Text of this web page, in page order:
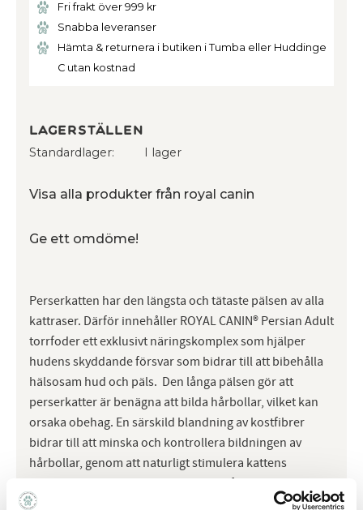
Fri frakt över 999 kr
Snabba leveranser
Hämta & returnera i butiken i Tumba eller Huddinge
C utan kostnad
Lagerställen
Standardlager I lager
Visa alla produkter från royal canin
Ge ett omdöme!
Perserkatten har den längsta och tätaste pälsen av alla
kattraser. Därför innehåller ROYAL CANIN® Persian Adult
torrfoder ett exklusivt näringskomplex som hjälper
hudens skyddande försvar som bidrar till att bibehålla
hälsosam hud och päls. Den långa pälsen gör att
perserkatter är benägna att bilda hårbollar, vilket kan
orsaka obehag. En särskild blandning av kostfibrer
bidrar till att minska och kontrollera bildningen av
hårbollar, genom att naturligt stimulera kattens
tarmpassage. Högkvalitativt protein främjar en
hälsosam matsmältning. Den här kattmaten innehåller